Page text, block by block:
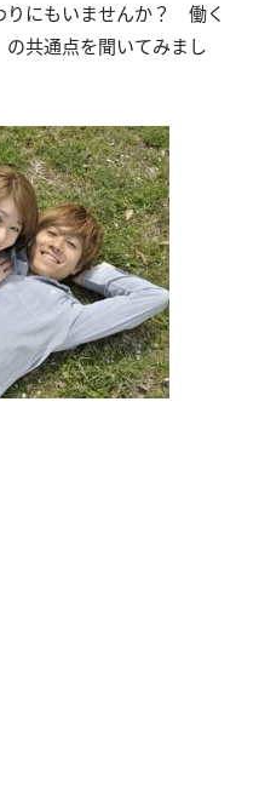
りにもいませんか？ 働く
共通点を聞いてみまし